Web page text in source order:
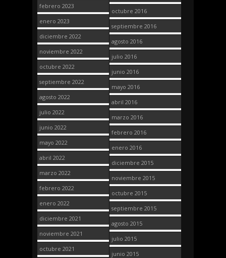
febrero 2023
enero 2023
diciembre 2022
noviembre 2022
octubre 2022
septiembre 2022
agosto 2022
julio 2022
junio 2022
mayo 2022
abril 2022
marzo 2022
febrero 2022
enero 2022
diciembre 2021
noviembre 2021
octubre 2021
octubre 2016
septiembre 2016
agosto 2016
julio 2016
junio 2016
mayo 2016
abril 2016
marzo 2016
febrero 2016
enero 2016
diciembre 2015
noviembre 2015
octubre 2015
septiembre 2015
agosto 2015
julio 2015
junio 2015